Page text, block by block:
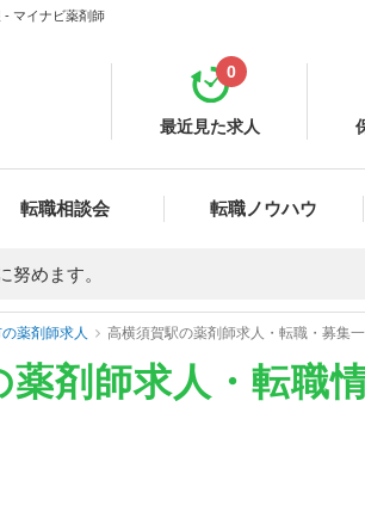
- マイナビ薬剤師
最近見た求人
0
転職相談会 転職ノウハウ
努めます。
薬剤師求人 高横須賀駅の薬剤師求人・転職・募集
剤師求人・転職